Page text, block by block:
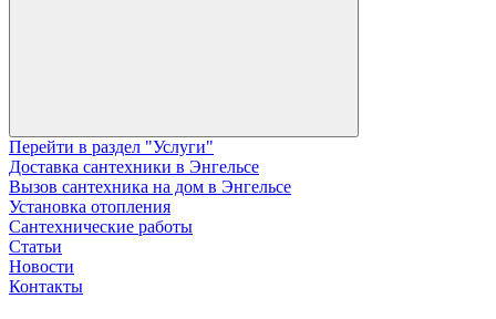
Перейти в раздел "Услуги"
Доставка сантехники в Энгельсе
Вызов сантехника на дом в Энгельсе
Установка отопления
Сантехнические работы
Статьи
Новости
Контакты